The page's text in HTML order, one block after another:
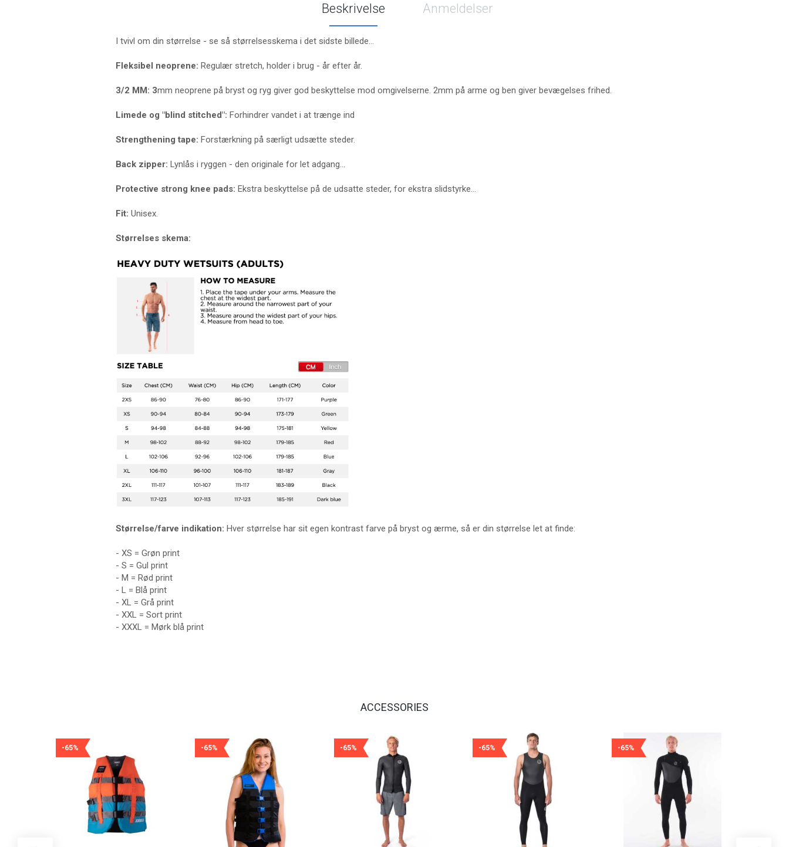
Beskrivelse Anmeldelser
I tvivl om din størrelse - se så størrelsesskema i det sidste billede...
Fleksibel neoprene:Regulær stretch, holder i brug - år efter år.
3/2 MM: 3mm neoprene på bryst og ryg giver god beskyttelse mod omgivelserne. 2mm på arme og ben giver bevægelses frihed.
Limede og "blind stitched":Forhindrer vandet i at trænge ind
Strengthening tape: Forstærkning på særligt udsætte steder.
Back zipper:Lynlås i ryggen - den originale for let adgang…
Protective strong knee pads:Ekstra beskyttelse på de udsatte steder, for ekstra slidstyrke...
Fit: Unisex.
Størrelses skema:
Størrelse/farve indikation: Hver størrelse har sit egen kontrast farve på bryst og ærme, så er din størrelse let at finde:
- XS = Grøn print
- S = Gul print
- M = Rød print
- L = Blå print
- XL = Grå print
- XXL = Sort print
- XXXL = Mørk blå print
ACCESSORIES
-65% -65% -65% -65% -65%